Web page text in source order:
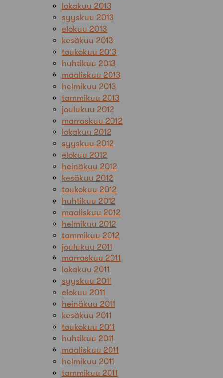
lokakuu 2013
syyskuu 2013
elokuu 2013
kesäkuu 2013
toukokuu 2013
huhtikuu 2013
maaliskuu 2013
helmikuu 2013
tammikuu 2013
joulukuu 2012
marraskuu 2012
lokakuu 2012
syyskuu 2012
elokuu 2012
heinäkuu 2012
kesäkuu 2012
toukokuu 2012
huhtikuu 2012
maaliskuu 2012
helmikuu 2012
tammikuu 2012
joulukuu 2011
marraskuu 2011
lokakuu 2011
syyskuu 2011
elokuu 2011
heinäkuu 2011
kesäkuu 2011
toukokuu 2011
huhtikuu 2011
maaliskuu 2011
helmikuu 2011
tammikuu 2011